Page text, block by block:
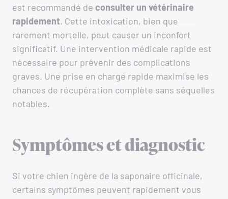
est recommandé de consulter un vétérinaire
rapidement. Cette intoxication, bien que
rarement mortelle, peut causer un inconfort
significatif. Une intervention médicale rapide est
nécessaire pour prévenir des complications
graves. Une prise en charge rapide maximise les
chances de récupération complète sans séquelles
notables.
Symptômes et diagnostic
Si votre chien ingère de la saponaire officinale,
certains symptômes peuvent rapidement vous